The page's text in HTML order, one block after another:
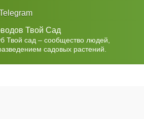
Твой Сад
Твой сад – сообщество людей,
садовых растений.